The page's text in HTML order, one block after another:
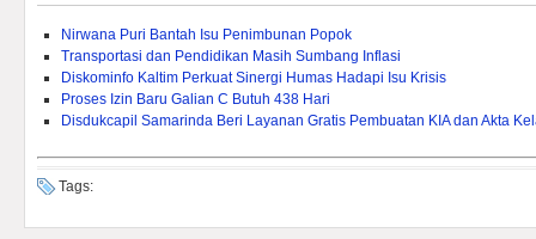
Nirwana Puri Bantah Isu Penimbunan Popok
Transportasi dan Pendidikan Masih Sumbang Inflasi
Diskominfo Kaltim Perkuat Sinergi Humas Hadapi Isu Krisis
Proses Izin Baru Galian C Butuh 438 Hari
Disdukcapil Samarinda Beri Layanan Gratis Pembuatan KIA dan Akta
Tags: